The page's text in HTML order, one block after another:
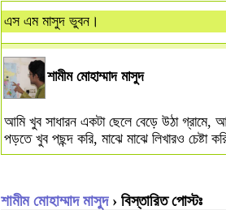
এস এম মাসুদ ভুবন।
শামীম মোহাম্মাদ মাসুদ
আমি খুব সাধারন একটা ছেলে বেড়ে উঠা গ্রামে,
পড়তে খুব পছন্দ করি, মাঝে মাঝে লিখারও চেষ্টা
শামীম মোহাম্মাদ মাসুদ› বিস্তারিত পোস্টঃ